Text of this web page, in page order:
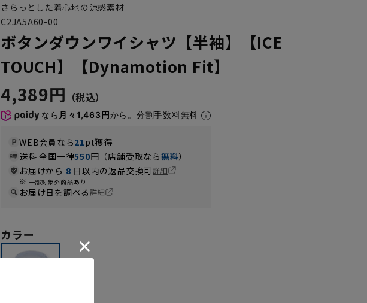
さらっとした着心地の涼感素材
C2JA5A60-00
ボタンダウンワイシャツ【半袖】【ICE
TOUCH】【Dynamotion Fit】
4,389円
なら 月々1,463円から。分割手数料無料
WEB会員なら21pt獲得
送料 全国一律550円（店舗受取なら無料）
お届けから 8 日以内の返品交換可詳細
一部対象外商品あり
お届け日を調べる詳細
カラー